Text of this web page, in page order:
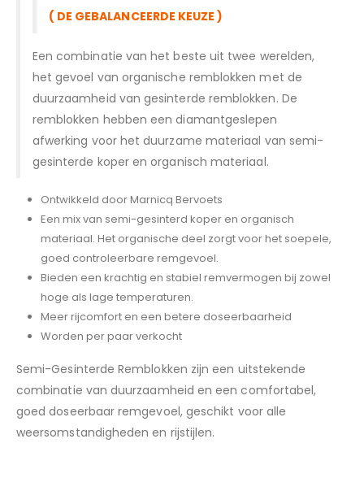
( DE GEBALANCEERDE KEUZE )
Een combinatie van het beste uit twee werelden,
het gevoel van organische remblokken met de
duurzaamheid van gesinterde remblokken. De
remblokken hebben een diamantgeslepen
afwerking voor het duurzame materiaal van semi-
gesinterde koper en organisch materiaal.
Ontwikkeld door Marnicq Bervoets
Een mix van semi-gesinterd koper en organisch
materiaal. Het organische deel zorgt voor het soepele,
goed controleerbare remgevoel.
Bieden een krachtig en stabiel remvermogen bij zowel
hoge als lage temperaturen.
Meer rijcomfort en een betere doseerbaarheid
Worden per paar verkocht
Semi-Gesinterde Remblokken zijn een uitstekende
combinatie van duurzaamheid en een comfortabel,
goed doseerbaar remgevoel, geschikt voor alle
weersomstandigheden en rijstijlen.